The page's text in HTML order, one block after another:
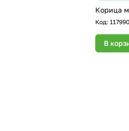
Корица
Код: 117990
В